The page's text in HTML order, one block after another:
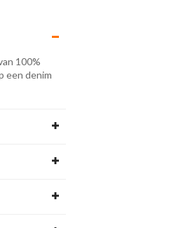
100%
een denim